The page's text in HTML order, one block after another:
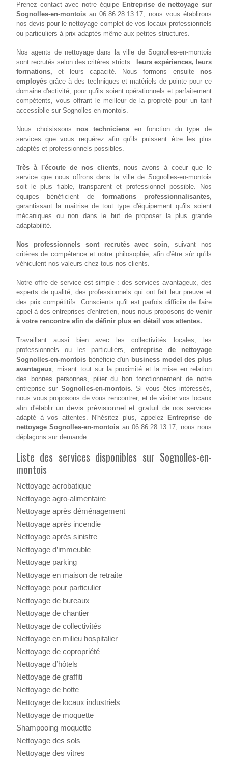
Prenez contact avec notre équipe Entreprise de nettoyage sur
Sognolles-en-montoisau 06.86.28.13.17, nous vous établirons
nos devis pour le nettoyage complet de vos locaux professionnels
ou particuliers à prix adaptés même aux petites structures.
Nos agents de nettoyage dans la ville de Sognolles-en-montois
sont recrutés selon des critères stricts : leurs expériences, leurs
formations, et leurs capacité. Nous formons ensuite nos
employésgrâce à des techniques et matériels de pointe pour ce
domaine d'activité, pour qu'ils soient opérationnels et parfaitement
compétents, vous offrant le meilleur de la propreté pour un tarif
accessiblle sur Sognolles-en-montois.
Nous choisissons nos techniciens en fonction du type de
services que vous requérez afin qu'ils puissent être les plus
adaptés et professionnels possibles.
Très à l'écoute de nos clients, nous avons à coeur que le
service que nous offrons dans la ville de Sognolles-en-montois
soit le plus fiable, transparent et professionnel possible. Nos
équipes bénéficient de formations professionnalisantes,
garantissant la maitrise de tout type d'équipement qu'ils soient
mécaniques ou non dans le but de proposer la plus grande
adaptabilité.
Nos professionnels sont recrutés avec soin, suivant nos
critères de compétence et notre philosophie, afin d'être sûr qu'ils
véhiculent nos valeurs chez tous nos clients.
Notre offre de service est simple : des services avantageux, des
experts de qualité, des professionnels qui ont fait leur preuve et
des prix compétitifs. Conscients qu'il est parfois difficile de faire
appel à des entreprises d'entretien, nous nous proposons devenir
à votre rencontre afin de définir plus en détail vos attentes.
Travaillant aussi bien avec les collectivités locales, les
professionnels ou les particuliers,entreprise de nettoyage
Sognolles-en-montoisbénéficie d'un business model des plus
avantageux, misant tout sur la proximité et la mise en relation
des bonnes personnes, pilier du bon fonctionnement de notre
entreprise sur Sognolles-en-montois. Si vous êtes intéressés,
nous vous proposons de vous rencontrer, et de visiter vos locaux
afin d'établir un devis prévisionnel et gratuit de nos services
adapté à vos attentes. N'hésitez plus, appelez
Entreprise de
nettoyage Sognolles-en-montois au 06.86.28.13.17, nous nous
déplaçons sur demande.
Liste des services disponibles sur Sognolles-en-
montois
Nettoyage acrobatique
Nettoyage agro-alimentaire
Nettoyage après déménagement
Nettoyage après incendie
Nettoyage après sinistre
Nettoyage d’immeuble
Nettoyage parking
Nettoyage en maison de retraite
Nettoyage pour particulier
Nettoyage de bureaux
Nettoyage de chantier
Nettoyage de collectivités
Nettoyage en milieu hospitalier
Nettoyage de copropriété
Nettoyage d’hôtels
Nettoyage de graffiti
Nettoyage de hotte
Nettoyage de locaux industriels
Nettoyage de moquette
Shampooing moquette
Nettoyage des sols
Nettoyage des vitres